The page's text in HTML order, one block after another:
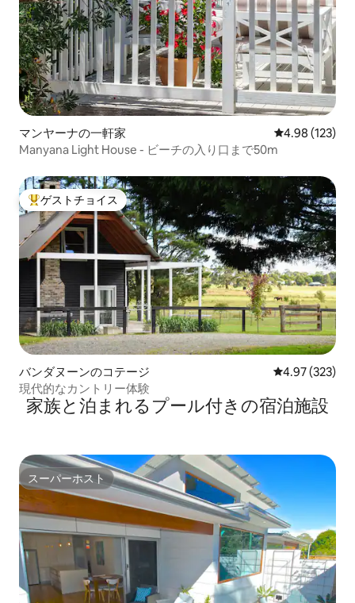
マンヤーナの一軒家 レビュー123
4.98 (123)
Manyana Light House - ビーチの入り口まで50m
大好評のゲストチョイスです。
ゲストチョイス
バンダヌーンのコテージ レビュー323
4.97 (323)
現代的なカントリー体験
家族と泊まれるプール付きの宿泊施設
スーパーホスト
スーパーホスト